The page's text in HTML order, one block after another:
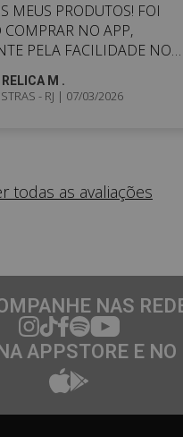
MEUS PRODUTOS! FOI
NO APP,
PELA FACILIDADE NO
RELICA M .
- RJ | 07/03/2026
todas as avaliações
NAS
APPSTORE E